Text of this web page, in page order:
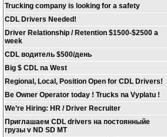
Trucking company is looking for a safety
CDL Drivers Needed!
Driver Relationship / Retention $1500-$2500 a
week
CDL водитель $500/день
Big $ CDL na West
Regional, Local, Position Open for CDL Drivers!
Be Owner Operator today ! Trucks na Vyplatu !
We’re Hiring: HR / Driver Recruiter
Приглашаем CDL drivers на постоянныйе
грузы v ND SD MT